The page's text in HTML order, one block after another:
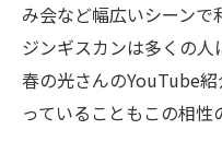
み会など幅広いシーン
ジンギスカンは多くの
春の光さんのYouTube
っていることもこの相性